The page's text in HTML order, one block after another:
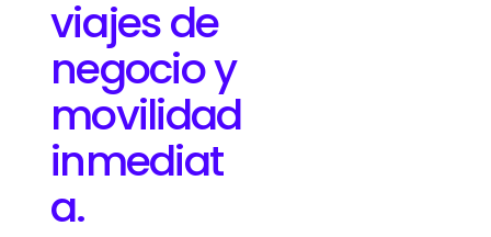
viajes de
negocio y
movilidad
inmediat
a.